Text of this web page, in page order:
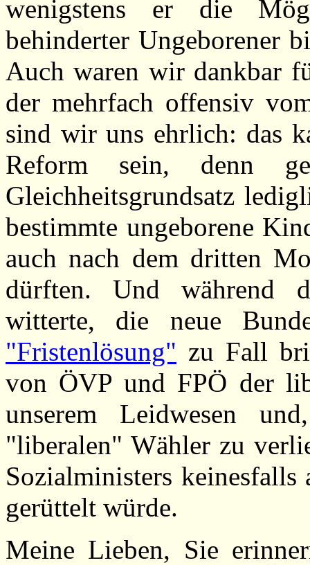
wenigstens er die
behinderter Ungeborener
Auch waren wir dankbar
der mehrfach offensiv
sind wir uns ehrlich: das
Reform sein, denn
Gleichheitsgrundsatz
bestimmte ungeborene
auch nach dem dritten
dürften. Und während
witterte, die neue
"Fristenlösung" zu Fall
von ÖVP und FPÖ der
unserem Leidwesen
"liberalen" Wähler zu
Sozialministers
gerüttelt würde.
Meine Lieben, Sie